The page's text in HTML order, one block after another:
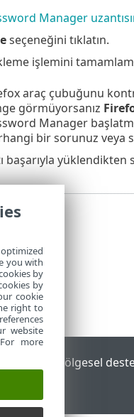
Manager
seçeneğini tıklatın.
işlemini
araç çubuğunu
görmüyorsanız
Manager
bir sorunuz veya
başarıyla yüklendikten
Bölgesel
you with
by
by
cookie
right to
website
more